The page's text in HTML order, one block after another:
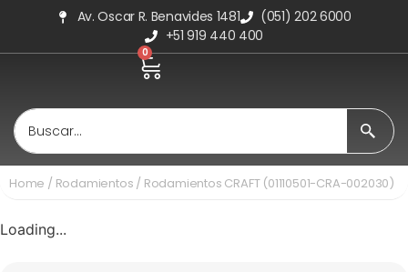
Av. Oscar R. Benavides 1481
(051) 202 6000
+51 919 440 400
0
Home / Rodamientos / Rodamientos CRAFT (01110501-CRA-002030)
Loading...